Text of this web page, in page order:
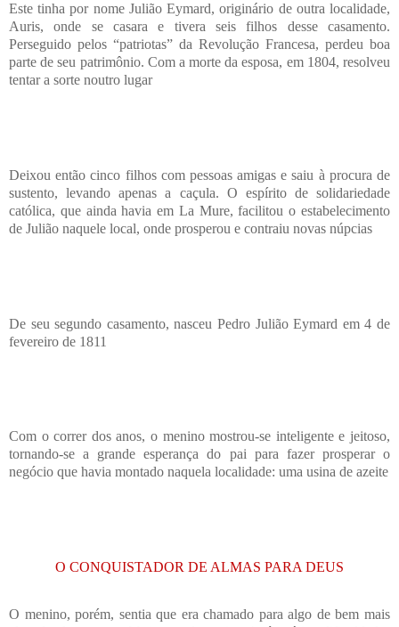
Este tinha por nome Julião Eymard, originário de outra localidade,
Auris, onde se casara e tivera seis filhos desse casamento.
Perseguido pelos “patriotas” da Revolução Francesa, perdeu boa
parte de seu patrimônio. Com a morte da esposa, em 1804, resolveu
tentar a sorte noutro lugar
Deixou então cinco filhos com pessoas amigas e saiu à procura de
sustento, levando apenas a caçula. O espírito de solidariedade
católica, que ainda havia em La Mure, facilitou o estabelecimento
de Julião naquele local, onde prosperou e contraiu novas núpcias
De seu segundo casamento, nasceu Pedro Julião Eymard em 4 de
fevereiro de 1811
Com o correr dos anos, o menino mostrou-se inteligente e jeitoso,
tornando-se a grande esperança do pai para fazer prosperar o
negócio que havia montado naquela localidade: uma usina de azeite
O CONQUISTADOR DE ALMAS PARA DEUS
O menino, porém, sentia que era chamado para algo de bem mais